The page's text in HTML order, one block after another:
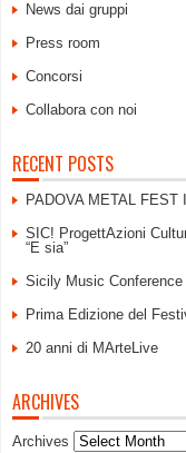
News dai gruppi
Press room
Concorsi
Collabora con noi
RECENT POSTS
PADOVA METAL FEST
SIC! ProgettAzioni
“E sia”
Sicily Music Conference
Prima Edizione del
20 anni di MArteLive
ARCHIVES
Archives